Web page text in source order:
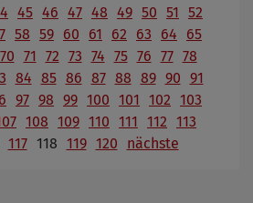
45 46 47 48 49 50 51
52
58 59 60 61 62 63 64
65
70 71 72 73 74 75 76 77 78
84 85 86 87 88 89 90 91
97 98 99 100 101 102 103
108 109 110 111 112 113
117 118 119 120 nächste